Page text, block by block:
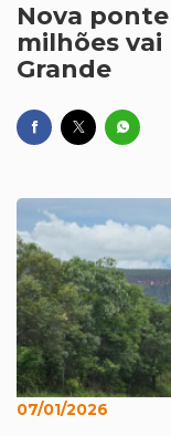
Nova
milhões vai
Grande
07/01/2026